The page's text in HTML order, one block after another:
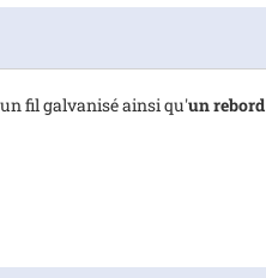
fil galvanisé ainsi qu'un rebord